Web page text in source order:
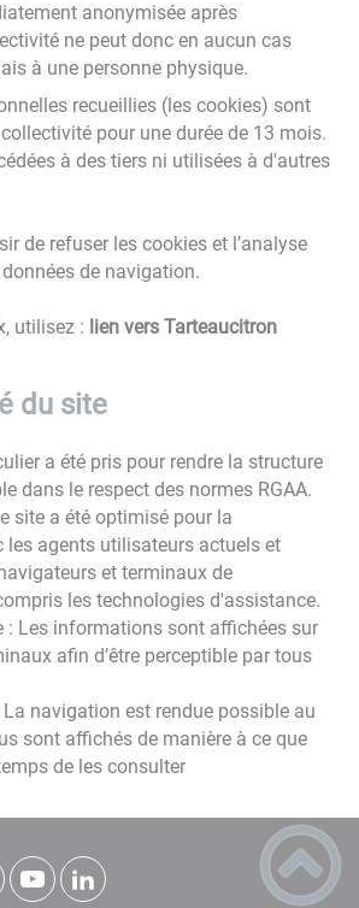
anonymisée après
ne peut donc en aucun cas
à une personne physique.
recueillies (les cookies) sont
pour une durée de 13 mois.
à des tiers ni utilisées à d'autres
de refuser les cookies et l’analyse
de navigation.
utilisez : lien vers Tarteaucitron
du site
a été pris pour rendre la structure
dans le respect des normes RGAA.
site a été optimisé pour la
agents utilisateurs actuels et
et terminaux de
les technologies d'assistance.
: Les informations sont affichées sur
afin d’être perceptible par tous
navigation est rendue possible au
sont affichés de manière à ce que
de les consulter